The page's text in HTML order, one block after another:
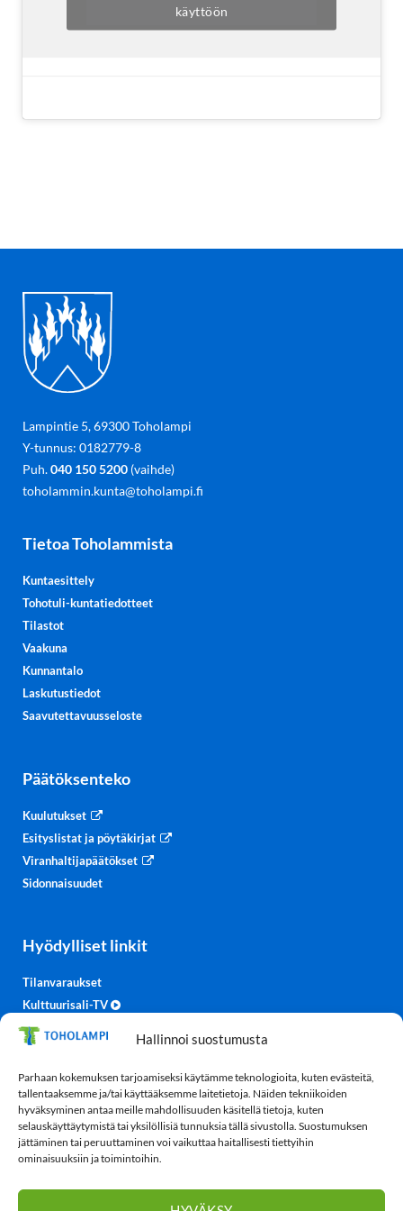
Hallinnoi suostumusta
Parhaan kokemuksen tarjoamiseksi käytämme teknologioita, kuten evästeitä,
tallentaaksemme ja/tai käyttääksemme laitetietoja. Näiden tekniikoiden
hyväksyminen antaa meille mahdollisuuden käsitellä tietoja, kuten
selauskäyttäytymistä tai yksilöllisiä tunnuksia tällä sivustolla. Suostumuksen
jättäminen tai peruuttaminen voi vaikuttaa haitallisesti tiettyihin
ominaisuuksiin ja toimintoihin.
käyttöön
Lampintie 5, 69300 Toholampi
Y-tunnus: 0182779-8
Puh.040 150 5200(vaihde)
toholammin.kunta@toholampi.fi
Tietoa Toholammista
Kuntaesittely
Tohotuli-kuntatiedotteet
Tilastot
Vaakuna
Kunnantalo
Laskutustiedot
Saavutettavuusseloste
Päätöksenteko
Kuulutukset
Esityslistat ja pöytäkirjat
Viranhaltijapäätökset
Sidonnaisuudet
Hyödylliset linkit
Tilanvaraukset
Kulttuurisali-TV
Säätiedot
TohoTube
Tietosuoja
Tietosuojaseloste